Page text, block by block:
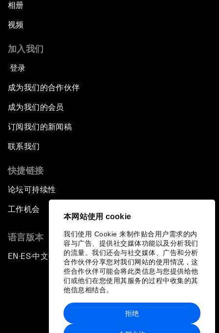
本网站使用 cookie
我们使用 Cookie 来制作贴合用户需求的内
容与广告、提供社交媒体功能以及分析我们
的流量。我们还会与社交媒体、广告和分析
合作伙伴分享您对我们网站的使用情况，这
些合作伙伴可能会将此类信息与您提供给他
们或他们在您使用其服务的过程中收集的其
他信息相结合。
拒绝
相册
视频
加入我们
登录
成为我们的合作伙伴
成为我们的会员
订阅我们的新闻稿
联系我们
快捷链接
论坛可持续性
工作机会
语言版本
EN ▪ES▪中文▪ 日本語